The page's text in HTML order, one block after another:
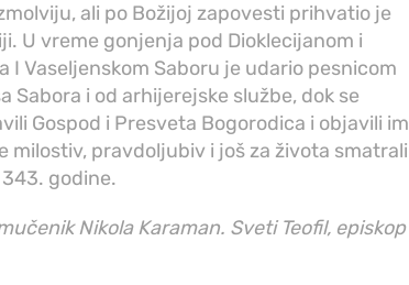
ali po Božijoj zapovesti prihvatio je
U vreme gonjenja pod Dioklecijanom i
I Vaseljenskom Saboru je udario pesnicom
Sabora i od arhijerejske službe, dok se
Gospod i Presveta Bogorodica i objavili im
milostiv, pravdoljubiv i još za života smatrali
godine.
Nikola Karaman. Sveti Teofil, episkop